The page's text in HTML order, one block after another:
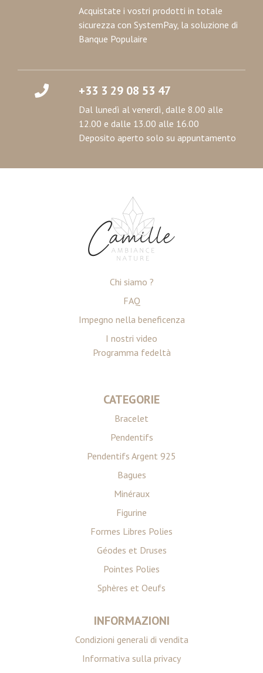
Acquistate i vostri prodotti in totale
sicurezza con SystemPay, la soluzione di
Banque Populaire
+33 3 29 08 53 47
Dal lunedì al venerdì, dalle 8.00 alle
12.00 e dalle 13.00 alle 16.00
Deposito aperto solo su appuntamento
Chi siamo ?
FAQ
Impegno nella beneficenza
I nostri video
Programma fedeltà
CATEGORIE
Bracelet
Pendentifs
Pendentifs Argent 925
Bagues
Minéraux
Figurine
Formes Libres Polies
Géodes et Druses
Pointes Polies
Sphères et Oeufs
INFORMAZIONI
Condizioni generali di vendita
Informativa sulla privacy